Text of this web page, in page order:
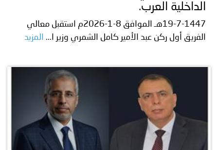
الداخلية العرب.
19-7-1447هـ الموافق 8-1-2026م
استقبل معالي
الفريق أول ركن عبد الأمير كامل الشمري وزير ا...
المزيد